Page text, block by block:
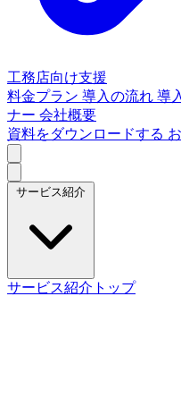
工務店向け支援
料金プラン 導入の流れ 導
ナー 会社概要
資料をダウンロードする
サービス紹介トップ